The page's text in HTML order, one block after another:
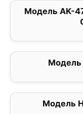
Модель AK-
Модель
Модель